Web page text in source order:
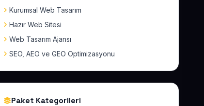
Kurumsal Web Tasarım
Hazır Web Sitesi
Web Tasarım Ajansı
SEO, AEO ve GEO Optimizasyonu
Paket Kategorileri